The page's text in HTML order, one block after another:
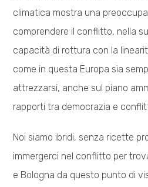
climatica mostra una
comprendere il conflitto, nella
capacità di rottura con la
come in questa Europa sia
attrezzarsi, anche sul piano
rapporti tra democrazia e
Noi siamo ibridi, senza ricette
immergerci nel conflitto per
e Bologna da questo punto di